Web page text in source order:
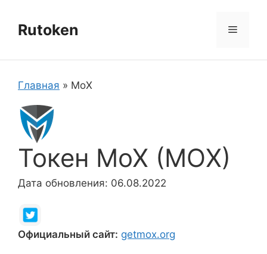
содержимому
Rutoken Меню
Главная » MoX
Токен MoX (MOX)
Дата обновления: 06.08.2022
Официальный сайт: getmox.org